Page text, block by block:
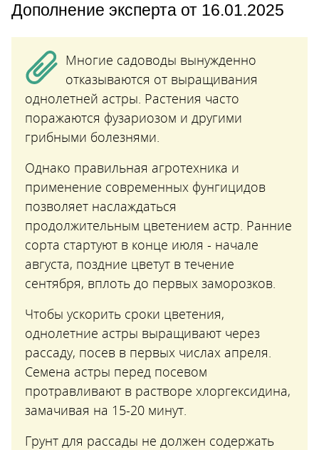
Дополнение эксперта от 16.01.2025
Многие садоводы вынужденно
отказываются от выращивания
однолетней астры. Растения часто
поражаются фузариозом и другими
грибными болезнями.
Однако правильная агротехника и
применение современных фунгицидов
позволяет наслаждаться
продолжительным цветением астр. Ранние
сорта стартуют в конце июля - начале
августа, поздние цветут в течение
сентября, вплоть до первых заморозков.
Чтобы ускорить сроки цветения,
однолетние астры выращивают через
рассаду, посев в первых числах апреля.
Семена астры перед посевом
протравливают в растворе хлоргексидина,
замачивая на 15-20 минут.
Грунт для рассады не должен содержать